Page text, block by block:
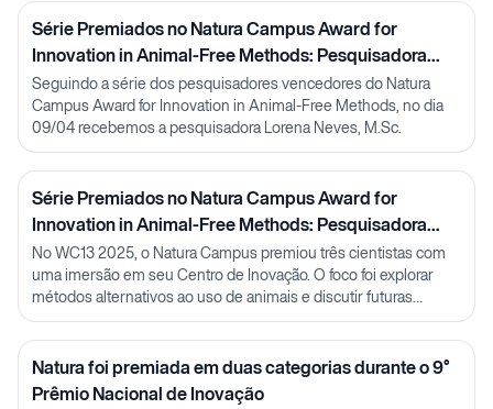
Série Premiados no Natura Campus Award for
Innovation in Animal-Free Methods: Pesquisadora
Lorena Neves
Seguindo a série dos pesquisadores vencedores do Natura
Campus Award for Innovation in Animal-Free Methods, no dia
09/04 recebemos a pesquisadora Lorena Neves, M.Sc.
Série Premiados no Natura Campus Award for
Innovation in Animal-Free Methods: Pesquisadora
Julia Carnelós
No WC13 2025, o Natura Campus premiou três cientistas com
uma imersão em seu Centro de Inovação. O foco foi explorar
métodos alternativos ao uso de animais e discutir futuras
parcerias em P&D.
Natura foi premiada em duas categorias durante o 9°
Prêmio Nacional de Inovação